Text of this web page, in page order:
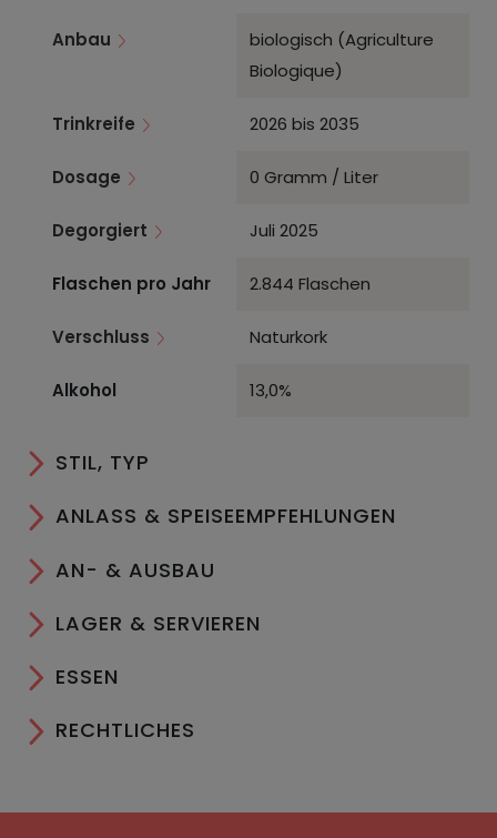
Anbau
biologisch (Agriculture
Biologique)
Trinkreife 2026 bis 2035
Dosage 0 Gramm / Liter
Degorgiert Juli 2025
Flaschen pro Jahr 2.844 Flaschen
Verschluss Naturkork
Alkohol 13,0%
STIL, TYP
ANLASS & SPEISEEMPFEHLUNGEN
AN- & AUSBAU
LAGER & SERVIEREN
ESSEN
RECHTLICHES